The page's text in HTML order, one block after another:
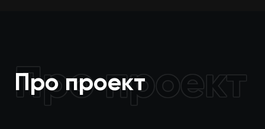
Про проект
Про проект